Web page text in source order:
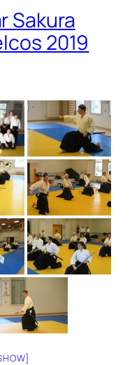
Sakura
2019